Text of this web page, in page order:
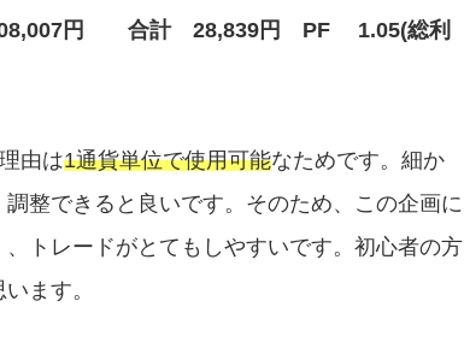
円 合計 28,839円 PF 1.05(総利
由は1通貨単位で使用可能なためです。細か
整できると良いです。そのため、この企画に
トレードがとてもしやすいです。初心者の方
ます。